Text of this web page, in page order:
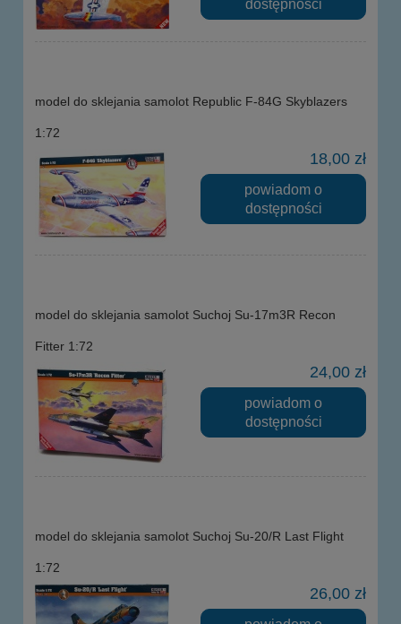
dostępności
model do sklejania samolot Republic F-84G Skyblazers
1:72
18,00 zł
powiadom o
dostępności
model do sklejania samolot Suchoj Su-17m3R Recon
Fitter 1:72
24,00 zł
powiadom o
dostępności
model do sklejania samolot Suchoj Su-20/R Last Flight
1:72
26,00 zł